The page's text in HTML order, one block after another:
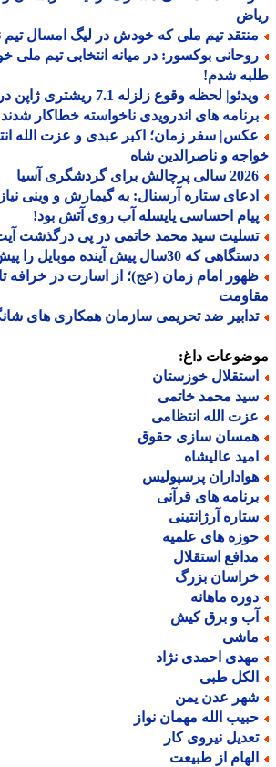
تیم ملی که خودش در لیگ امسال تیم
بوکسور: در میانه انتخابی تیم ملی
شدم!
لحظه وقوع زلزله 7.1 ریشتری ژاپن در اتاق عمل جراحی
های اندرویدی ناخواسته خطاکار شدند
سفر زمان؛ اکبر عبدی و عزت الله
و ناصرالدین شاه
پرچالش برای گردشگری آسیا
ستاره آرسنال: به گیمارش و وینی نیاز
احساسی یایسله آب روی آتش بود!
سید محمد خاتمی در پی درگذشت آیت
که 30سال پیش آینده موبایل را پیش بینی کرد!
امام زمان (عج)؛ از اسارت در خرافه تا
ضد تحریمی سازمان همکاری های
داغ:
خوزستان
محمد خاتمی
الله انتظامی
سازی حقوق
عالیشاه
پرسپولیس
های قرآنی
آرژانتینی
های علمیه
استقلال
بزرگ
ماهانه
و برق کیش
احمدی نژاد
طبی
عدن یمن
الله مهمان نواز
نیروی کار
از طبیعت